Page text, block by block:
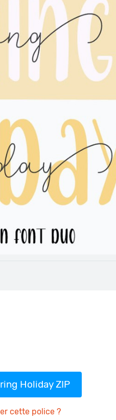
Holiday ZIP
cette police ?